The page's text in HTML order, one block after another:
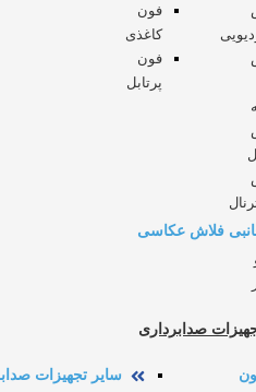
فلاش عکاسی
فون
کاغذی
فون
پرتابل
صدابرداری
سایر تجهیزات